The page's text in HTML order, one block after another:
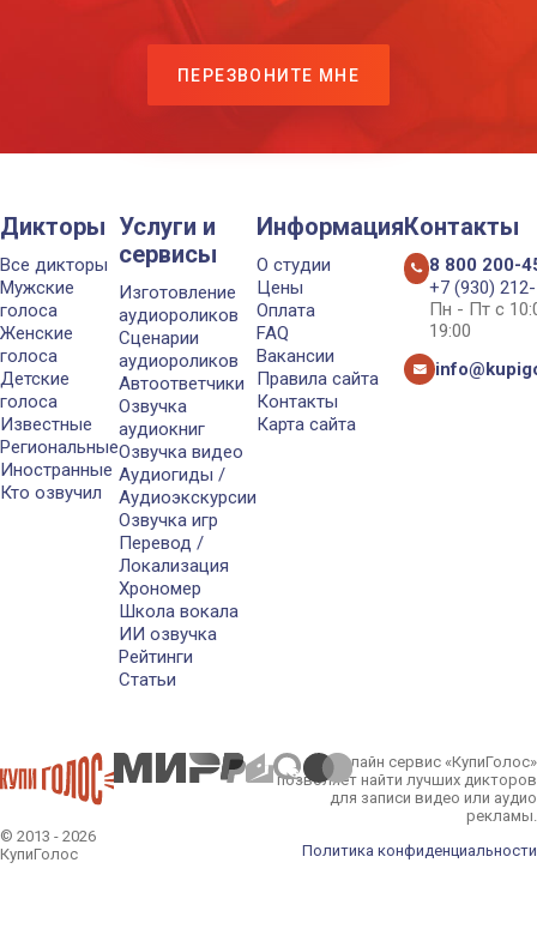
ПЕРЕЗВОНИТЕ МНЕ
Дикторы
Все дикторы
Мужские
голоса
Женские
голоса
Детские
голоса
Известные
Региональные
Иностранные
Кто озвучил
Услуги и
сервисы
Изготовление
аудиороликов
Сценарии
аудиороликов
Автоответчики
Озвучка
аудиокниг
Озвучка видео
Аудиогиды /
Аудиоэкскурсии
Озвучка игр
Перевод /
Локализация
Хрономер
Школа вокала
ИИ озвучка
Рейтинги
Статьи
Информация
О студии
Цены
Оплата
FAQ
Вакансии
Правила сайта
Контакты
Карта сайта
Контакты
8 800 200-
+7 (930)
Пн - Пт с
19:00
© 2013 - 2026
КупиГолос
Онлайн сервис «КупиГолос»
позволяет найти лучших дикторов
для записи видео или аудио
рекламы.
Политика конфиденциальности